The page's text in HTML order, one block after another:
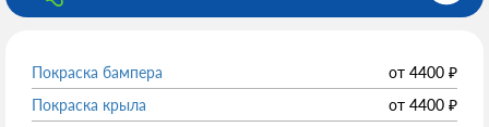
Покраска бампера от 4400 ₽
Покраска крыла
от 4400 ₽